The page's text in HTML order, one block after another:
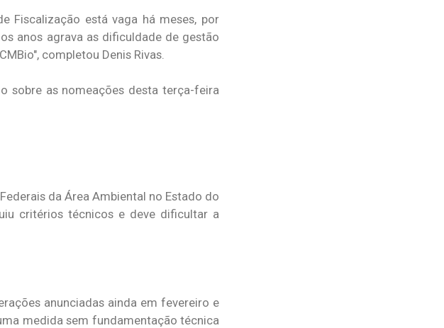
Fiscalização está vaga há meses, por
anos agrava as dificuldade de gestão
completou Denis Rivas.
sobre as nomeações desta terça-feira
da Área Ambiental no Estado do
critérios técnicos e deve dificultar a
anunciadas ainda em fevereiro e
medida sem fundamentação técnica